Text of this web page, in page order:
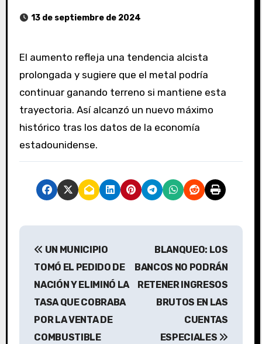
13 de septiembre de 2024
El aumento refleja una tendencia alcista
prolongada y sugiere que el metal podría
continuar ganando terreno si mantiene esta
trayectoria. Así alcanzó un nuevo máximo
histórico tras los datos de la economía
estadounidense.
N
UN MUNICIPIO
TOMÓ EL PEDIDO DE
NACIÓN Y ELIMINÓ LA
TASA QUE COBRABA
POR LA VENTA DE
COMBUSTIBLE
BLANQUEO: LOS
BANCOS NO PODRÁN
RETENER INGRESOS
BRUTOS EN LAS
CUENTAS
ESPECIALES